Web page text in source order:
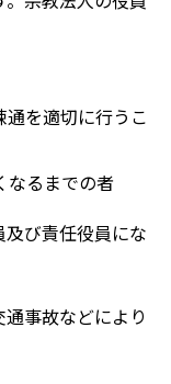
を適切に行うこ
なるまでの者
び責任役員にな
事故などにより